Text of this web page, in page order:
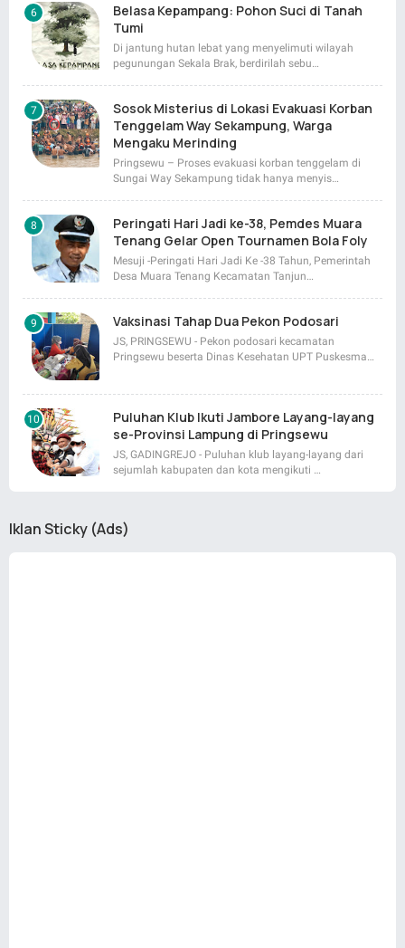
Belasa Kepampang: Pohon Suci di Tanah
Tumi
Di jantung hutan lebat yang menyelimuti wilayah
pegunungan Sekala Brak, berdirilah sebu…
Sosok Misterius di Lokasi Evakuasi Korban
Tenggelam Way Sekampung, Warga
Mengaku Merinding
Pringsewu – Proses evakuasi korban tenggelam di
Sungai Way Sekampung tidak hanya menyis…
Peringati Hari Jadi ke-38, Pemdes Muara
Tenang Gelar Open Tournamen Bola Foly
Mesuji -Peringati Hari Jadi Ke -38 Tahun, Pemerintah
Desa Muara Tenang Kecamatan Tanjun…
Vaksinasi Tahap Dua Pekon Podosari
JS, PRINGSEWU - Pekon podosari kecamatan
Pringsewu beserta Dinas Kesehatan UPT Puskesma…
Puluhan Klub Ikuti Jambore Layang-layang
se-Provinsi Lampung di Pringsewu
JS, GADINGREJO - Puluhan klub layang-layang dari
sejumlah kabupaten dan kota mengikuti …
Iklan Sticky (Ads)